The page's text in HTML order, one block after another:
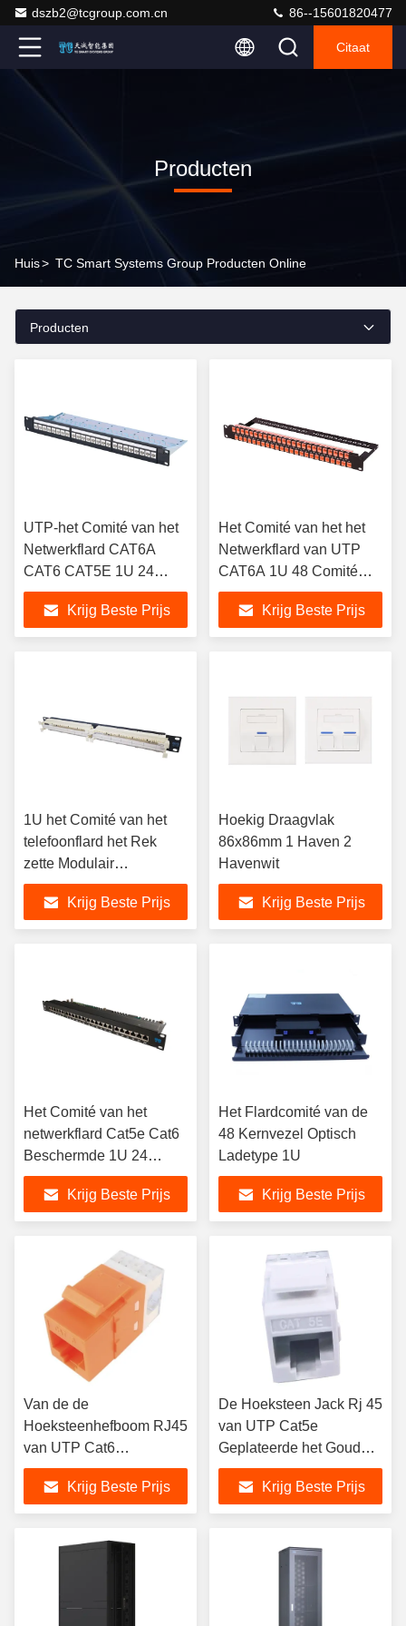
dszb2@tcgroup.com.cn 86--15601820477
Citaat
Producten
Huis> TC Smart Systems Group Producten Online
Producten
UTP-het Comité van het
Netwerkflard CAT6A
CAT6 CAT5E 1U 24
Haven Modulair Type
Krijg Beste Prijs
Het Comité van het het
Netwerkflard van UTP
CAT6A 1U 48 Comité
van het Haven het
Modulaire Flard
Krijg Beste Prijs
1U het Comité van het
telefoonflard het Rek
zette Modulair
Flardcomité op 110
ReeksenKrijg Beste Prijs
Hoekig Draagvlak
86x86mm 1 Haven 2
Havenwit
Krijg Beste Prijs
Het Comité van het
netwerkflard Cat5e Cat6
Beschermde 1U 24
Haven
Krijg Beste Prijs
Het Flardcomité van de
48 Kernvezel Optisch
Ladetype 1U
Krijg Beste Prijs
Van de de
Hoeksteenhefboom RJ45
van UTP Cat6
Geplateerde het Goud
van de de
Hoeksteenmodule 50u
Krijg Beste Prijs
De Hoeksteen Jack Rj 45
van UTP Cat5e
Geplateerde het Goud
van de
Hoeksteenmodule 50u
Krijg Beste Prijs